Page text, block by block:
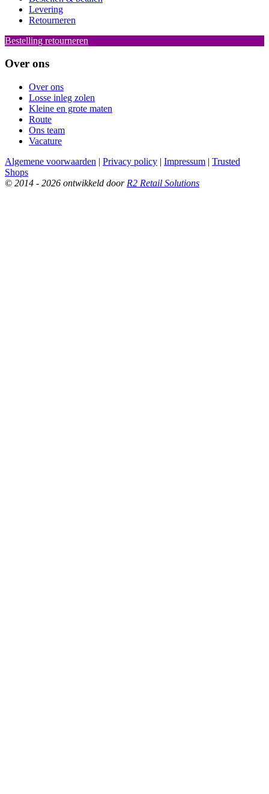
Levering
Retourneren
Bestelling retourneren
Over ons
Over ons
Losse inleg zolen
Kleine en grote maten
Route
Ons team
Vacature
Algemene voorwaarden | Privacy policy | Impressum | Trusted
Shops
© 2014 - 2026 ontwikkeld door R2 Retail Solutions